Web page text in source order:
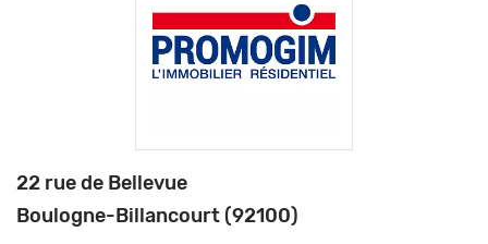
22 rue de Bellevue
Boulogne-Billancourt (92100)